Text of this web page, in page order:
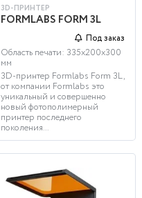
3D-ПРИНТЕР
FORMLABS FORM 3L
Под заказ
Область печати: 335x200x300
мм
3D-принтер Formlabs Form 3L,
от компании Formlabs это
уникальный и совершенно
новый фотополимерный
принтер последнего
поколения...